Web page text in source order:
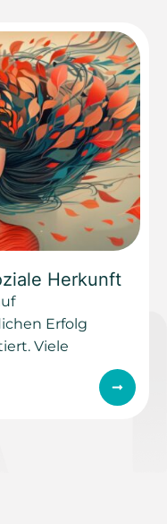
Herkunft
Erfolg
Viele